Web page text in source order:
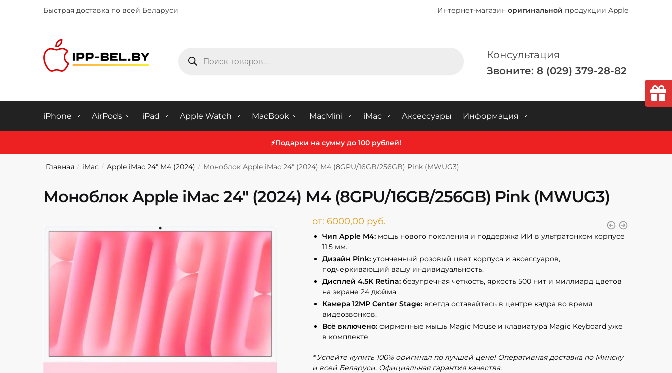
Быстрая доставка по всей Беларуси Интернет-магазин оригинальной продукции Apple
Консультация
Звоните: 8 (029) 379-28-82
iPhone AirPods iPad Apple Watch MacBook MacMini iMac Аксессуары Информация
⚡Подарки на сумму до 100 рублей!
Главная / iMac / Apple iMac 24" M4 (2024) / Моноблок Apple iMac 24″ (2024) M4 (8GPU/16GB/256GB) Pink (MWUG3)
Моноблок Apple iMac 24″ (2024) M4 (8GPU/16GB/256GB) Pink (MWUG3)
от: 6000,00 руб.
Чип Apple M4: мощь нового поколения и поддержка ИИ в ультратонком корпусе
11,5 мм.
Дизайн Pink: утонченный розовый цвет корпуса и аксессуаров,
подчеркивающий вашу индивидуальность.
Дисплей 4.5K Retina: безупречная четкость, яркость 500 нит и миллиард цветов
на экране 24 дюйма.
Камера 12MP Center Stage: всегда оставайтесь в центре кадра во время
видеозвонков.
Всё включено: фирменные мышь Magic Mouse и клавиатура Magic Keyboard уже
в комплекте.
* Успейте купить 100% оригинал по лучшей цене! Оперативная доставка по Минску
и всей Беларуси. Официальная гарантия качества.